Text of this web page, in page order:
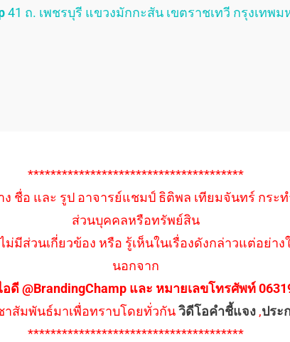
41 ถ. เพชรบุรี แขวงมักกะสัน เขตราชเทวี กรุงเทพม
**************************************
อ และ รูป อาจารย์แชมป์ ธิติพล เทียมจันทร์ กระ
ส่วนบุคคลหรือทรัพย์สิน
มีส่วนเกี่ยวข้อง หรือ รู้เห็นในเรื่องดังกล่าวแต่อย่
นอกจาก
ดี @BrandingChamp และ หมายเลขโทรศัพท์
าสัมพันธ์มาเพื่อทราบโดยทั่วกันวิดีโอคำชี้แจง,ประ
**************************************